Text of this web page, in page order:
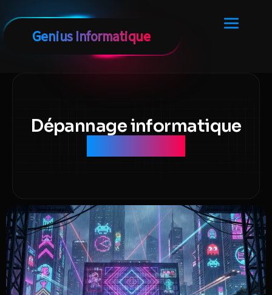
Dépannage informatique